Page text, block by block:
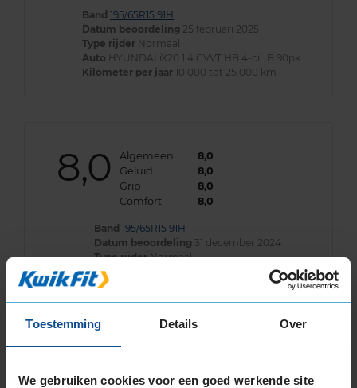
Toestemming Details Over
We gebruiken cookies voor een goed werkende site
Band 195/65R15 91H
Datum beoordeling 25 februari 2025
Type rijder Normaal
Auto HYUNDAI iX20 1.4 CVVT HB 4-cil. B 90pk
Kilometer per jaar 10.000 tot 25.000 km
8,0 Algemeen
8,0
Geluid
8,0
Grip
8,0
Comfort
8,0
Band 195/65R15 91H
Datum beoordeling 31 december 2024
Type rijderNormaal
Auto
HYUNDAI i30 1.6 GDi HB 4-cil. B 135pk
Kilometer per jaar
25.000 tot 50.000 km
Rijd hoe een band moet rijden